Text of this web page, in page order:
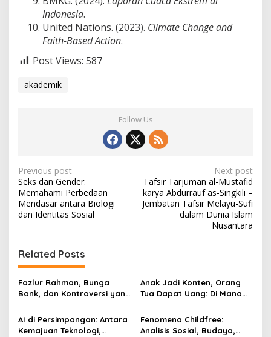
Indonesia.
United Nations. (2023). Climate Change and
Faith-Based Action.
Post Views: 587
akademik
Follow Us
P
o
s
t
a
v
i
a
Previous post
Seks dan Gender:
Memahami Perbedaan
Mendasar antara Biologi
dan Identitas Sosial
Next post
Tafsir Tarjuman al-Mustafid
karya Abdurrauf as-Singkili –
Jembatan Tafsir Melayu-Sufi
dalam Dunia Islam
Nusantara
Related Posts
Fazlur Rahman, Bunga
Bank, dan Kontroversi yang
Anak Jadi Konten, Orang
Tua Dapat Uang: Di Mana
AI di Persimpangan: Antara
Kemajuan Teknologi,
Fenomena Childfree:
Analisis Sosial, Budaya,